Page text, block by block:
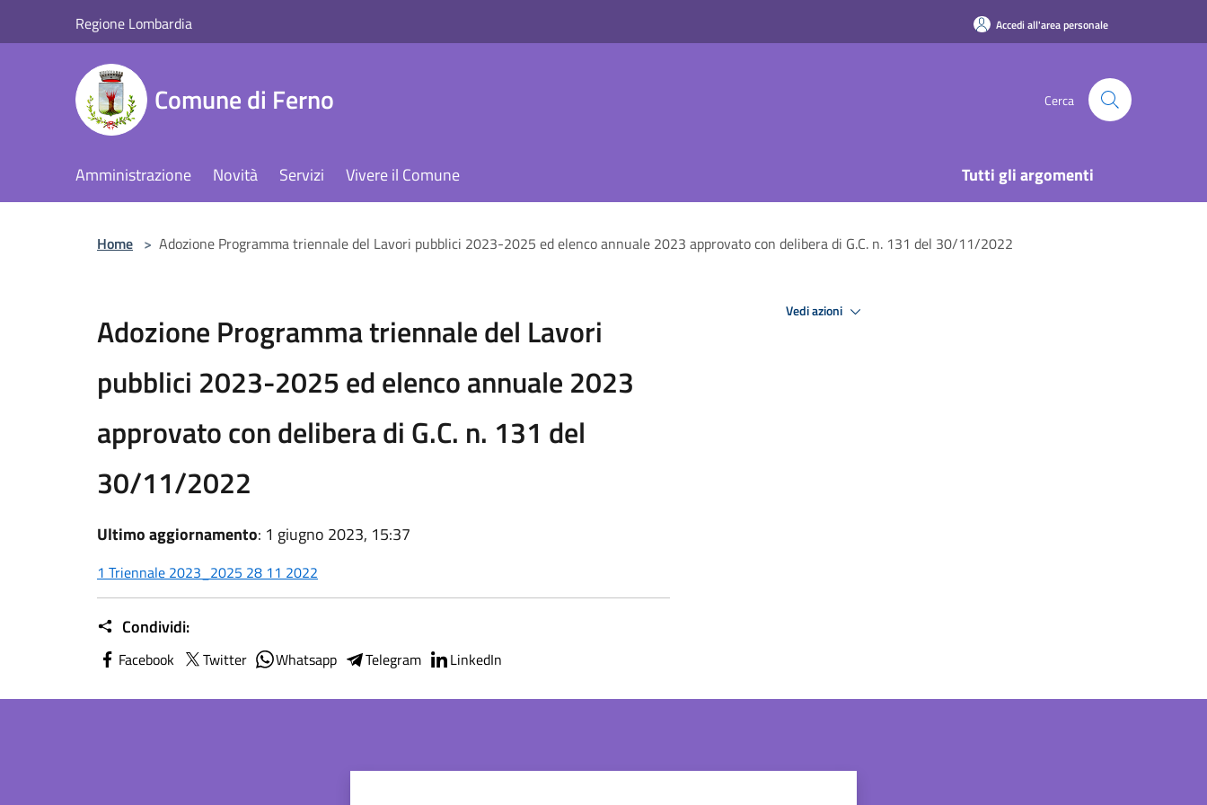
Regione Lombardia Accedi all'area personale
Comune di Ferno Cerca
Amministrazione Novità Servizi Vivere il Comune Tutti gli argomenti
Home > Adozione Programma triennale del Lavori pubblici 2023-2025 ed elenco annuale 2023 approvato con delibera di G.C. n. 131 del 30/11/2022
Adozione Programma triennale del Lavori
pubblici 2023-2025 ed elenco annuale 2023
approvato con delibera di G.C. n. 131 del
30/11/2022
Ultimo aggiornamento: 1 giugno 2023, 15:37
1 Triennale 2023_2025 28 11 2022
Condividi:
Facebook Twitter Whatsapp Telegram LinkedIn
Vedi azioni